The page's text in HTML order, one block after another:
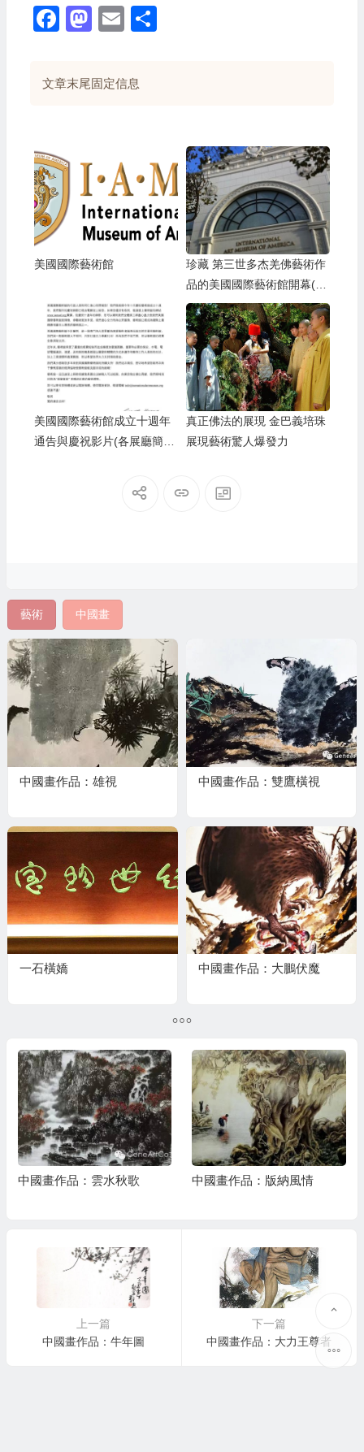
Facebook
Mastodon
Email
文章末尾固定信息
美國國際藝術館
珍藏 第三世多杰羌佛藝術作
品的美國國際藝術館開幕(影
視)
美國國際藝術館成立十週年
通告與慶祝影片(各展廳簡
真正佛法的展現 金巴義培珠
展現藝術驚人爆發力
藝術 中國畫
中國畫作品：雄視 中國畫作品：雙鷹橫視
一石橫嬌 中國畫作品：大鵬伏魔
中國畫作品：雲水秋歌 中國畫作品：版納風情
上一篇
中國畫作品：牛年圖
下一篇
中國畫作品：大力王尊者